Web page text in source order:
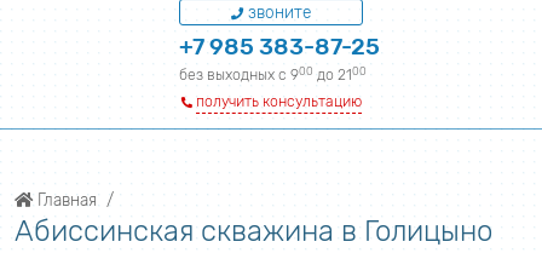
звоните
+7 985 383-87-25
без выходных с 900 до 2100
получить консультацию
Главная
Абиссинская скважина в Голицыно